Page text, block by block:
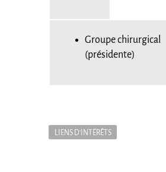
Groupe chirurgical
(présidente)
LIENS D'INTÉRÊTS